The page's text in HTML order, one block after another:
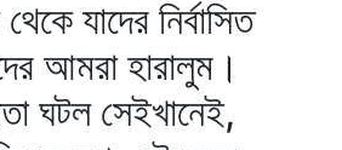
যাদের নির্বাসিত
আমরা হারালুম।
ঘটল সেইখানেই,